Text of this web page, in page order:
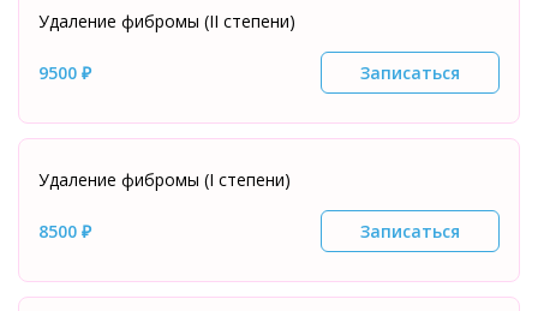
Удаление фибромы (II степени)
9500 ₽ Записаться
Удаление фибромы (I степени)
8500 ₽ Записаться